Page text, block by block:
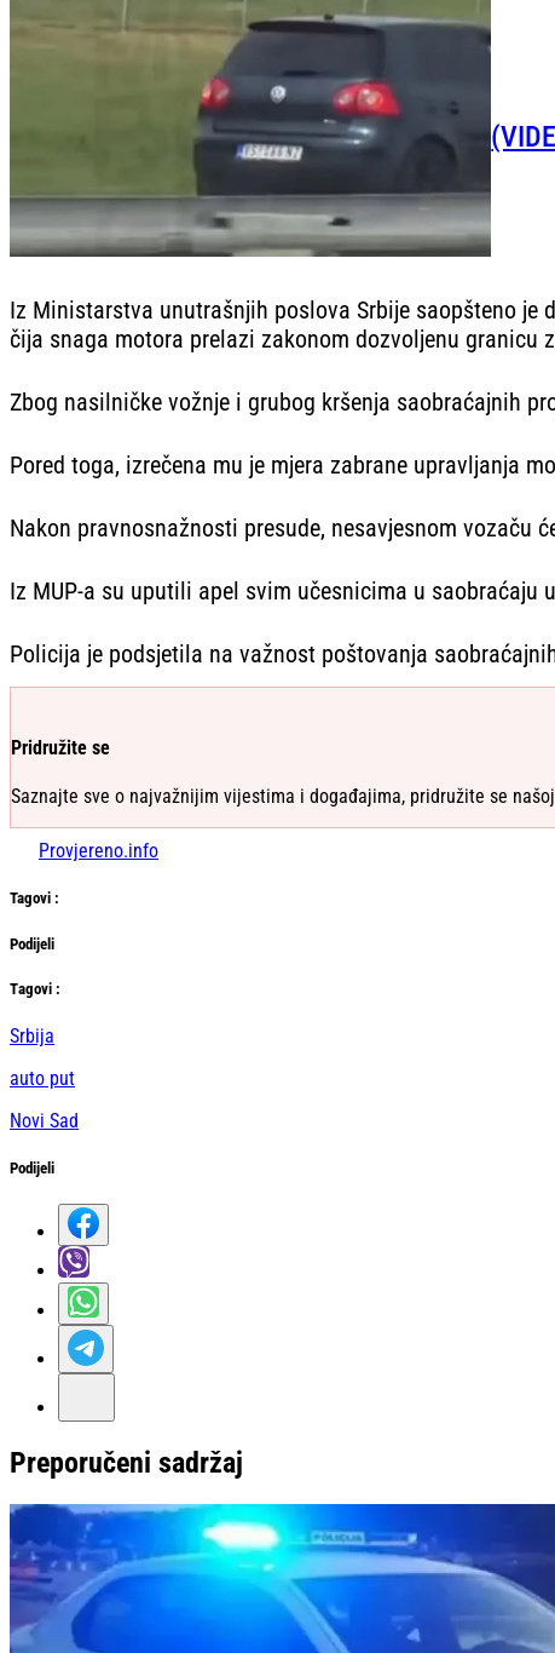
Iz Ministarstva unutrašnjih poslova Srbije saopšteno je
čija snaga motora prelazi zakonom dozvoljenu granicu
Zbog nasilničke vožnje i grubog kršenja saobraćajnih
Pored toga, izrečena mu je mjera zabrane upravljanja
Nakon pravnosnažnosti presude, nesavjesnom vozaču
Iz MUP-a su uputili apel svim učesnicima u saobraćaju
Policija je podsjetila na važnost poštovanja
Pridružite se
Saznajte sve o najvažnijim vijestima i događajima, pridružite se
Provjereno.info
Tagovi :
Podijeli
Тagovi :
Srbija
auto put
Novi Sad
Podijeli
Preporučeni sadržaj